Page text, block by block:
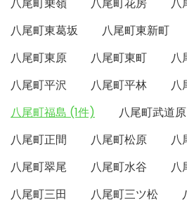
八尾町東葛坂
八尾町東新町
八尾町東原
八尾町東町
八
八尾町平沢
八尾町平林
八
八尾町福島 (1件)
八尾町武道原
八尾町正間
八尾町松原
八
八尾町翠尾
八尾町水谷
八
八尾町三田
八尾町三ツ松